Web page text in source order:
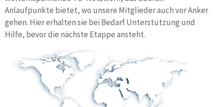
Anlaufpunkte bietet, wo unsere Mitglieder auch vor Anker
gehen. Hier erhalten sie bei Bedarf Unterstützung und
Hilfe, bevor die nächste Etappe ansteht.